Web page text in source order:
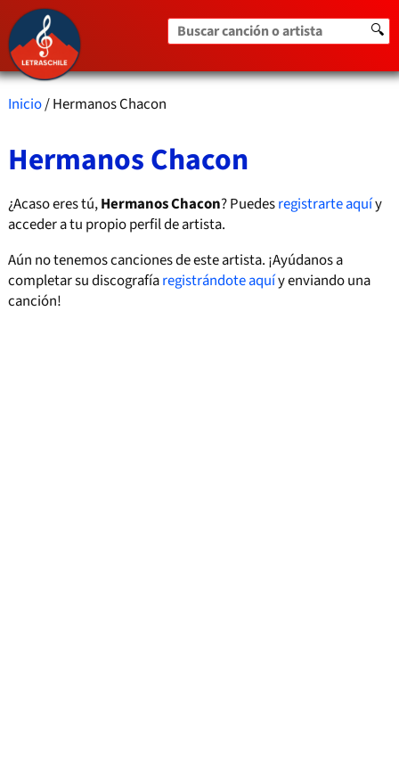
Buscar canción o artista 🔍
Inicio/ Hermanos Chacon
Hermanos Chacon
¿Acaso eres tú,Hermanos Chacon? Puedesregistrarte aquíy
acceder a tu propio perfil de artista.
Aún no tenemos canciones de este artista. ¡Ayúdanos a
completar su discografíaregistrándote aquíy enviando una
canción!